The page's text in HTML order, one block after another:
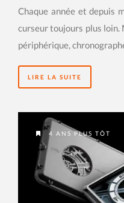
Chaque année et depuis
curseur toujours plus loin.
périphérique,
LIRE LA SUITE
4 ANS PLUS TÔT